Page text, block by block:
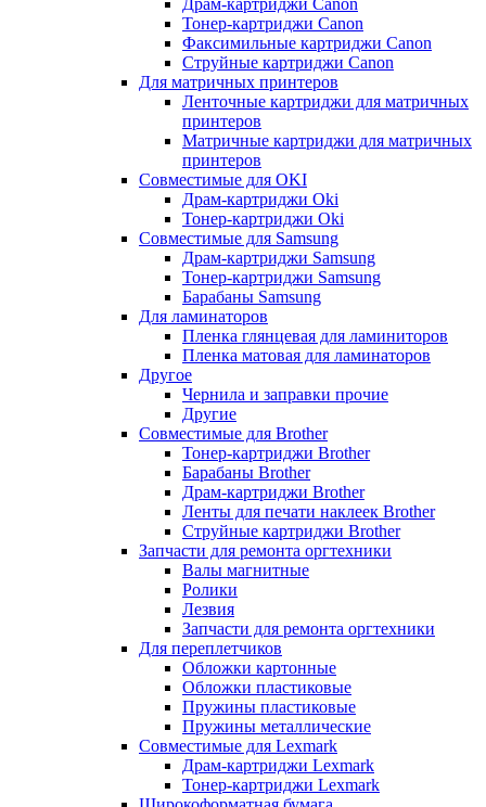
Драм-картриджи Canon
Тонер-картриджи Canon
Факсимильные картриджи Canon
Струйные картриджи Canon
Для матричных принтеров
Ленточные картриджи для матричных
принтеров
Матричные картриджи для матричных
принтеров
Совместимые для OKI
Драм-картриджи Oki
Тонер-картриджи Oki
Совместимые для Samsung
Драм-картриджи Samsung
Тонер-картриджи Samsung
Барабаны Samsung
Для ламинаторов
Пленка глянцевая для ламиниторов
Пленка матовая для ламинаторов
Другое
Чернила и заправки прочие
Другие
Совместимые для Brother
Тонер-картриджи Brother
Барабаны Brother
Драм-картриджи Brother
Ленты для печати наклеек Brother
Струйные картриджи Brother
Запчасти для ремонта оргтехники
Валы магнитные
Ролики
Лезвия
Запчасти для ремонта оргтехники
Для переплетчиков
Обложки картонные
Обложки пластиковые
Пружины пластиковые
Пружины металлические
Совместимые для Lexmark
Драм-картриджи Lexmark
Тонер-картриджи Lexmark